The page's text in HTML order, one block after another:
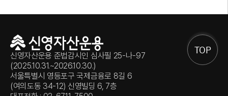
신영자산운용 준법감시인 심사필 25-나-97
(2025.10.31.~2026.10.30.)
서울특별시 영등포구 국제금융로 8길 6
(여의도동 34-12) 신영빌딩 6, 7층
TOP